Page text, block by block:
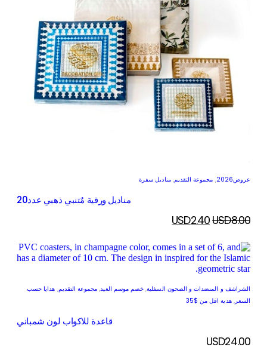
عروض2026 , مجموعة التقديم,مناديل سفرة
مناديل ورقية مٌتنبي ذهبي عدد20
USD8.00
USD2.40
الشراشف و المنضدات و الصحون السفلية, خصم موسم العيد, مجموعة التقديم, هدايا حسب
السعر,هدية اقل من $35
قاعدة للاكواب لون شمباني
USD24.00